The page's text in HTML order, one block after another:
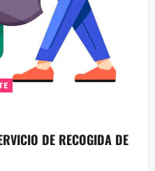
DE RECOGIDA DE